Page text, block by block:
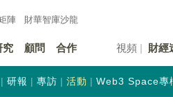
陣 財華智庫沙龍
究 顧問 合作 視頻 財經
研報 專訪 活動 Web3 Space專